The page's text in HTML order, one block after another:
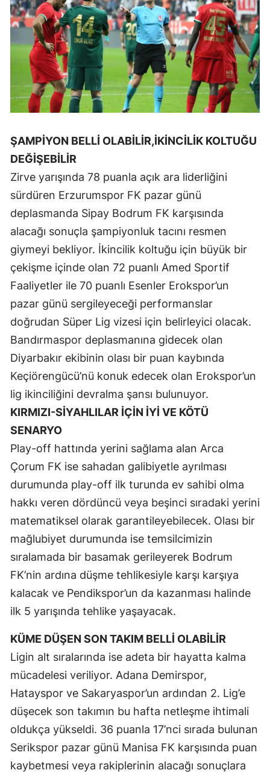
Malatya
Manisa
Kahramanmaraş
Mardin
Muş
Niğde
Ordu
Sakarya
Samsun
Siirt
Sinop
Sivas
Tekirdağ
Tokat
Tunceli
Şanlıurfa
Van
Yozgat
Zonguldak
Bayburt
Karaman
Kırıkkale
Batman
Şırnak
Bartın
ŞAMPİYON BELLİ OLABİLİR,İKİNCİLİK KOLTUĞU
DEĞİŞEBİLİR
Zirve yarışında 78 puanla açık ara liderliğini
sürdüren Erzurumspor FK pazar günü
deplasmanda Sipay Bodrum FK karşısında
alacağı sonuçla şampiyonluk tacını resmen
giymeyi bekliyor. İkincilik koltuğu için büyük bir
çekişme içinde olan 72 puanlı Amed Sportif
Faaliyetler ile 70 puanlı Esenler Erokspor’un
pazar günü sergileyeceği performanslar
doğrudan Süper Lig vizesi için belirleyici olacak.
Bandırmaspor deplasmanına gidecek olan
Diyarbakır ekibinin olası bir puan kaybında
Keçiörengücü’nü konuk edecek olan Erokspor’un
lig ikinciliğini devralma şansı bulunuyor.
KIRMIZI-SİYAHLILAR İÇİN İYİ VE KÖTÜ
SENARYO
Play-off hattında yerini sağlama alan Arca
Çorum FK ise sahadan galibiyetle ayrılması
durumunda play-off ilk turunda ev sahibi olma
hakkı veren dördüncü veya beşinci sıradaki yerini
matematiksel olarak garantileyebilecek. Olası bir
mağlubiyet durumunda ise temsilcimizin
sıralamada bir basamak gerileyerek Bodrum
FK’nin ardına düşme tehlikesiyle karşı karşıya
kalacak ve Pendikspor’un da kazanması halinde
ilk 5 yarışında tehlike yaşayacak.
KÜME DÜŞEN SON TAKIM BELLİ OLABİLİR
Ligin alt sıralarında ise adeta bir hayatta kalma
mücadelesi veriliyor. Adana Demirspor,
Hatayspor ve Sakaryaspor’un ardından 2. Lig’e
düşecek son takımın bu hafta netleşme ihtimali
oldukça yükseldi. 36 puanla 17’nci sırada bulunan
Serikspor pazar günü Manisa FK karşısında puan
kaybetmesi veya rakiplerinin alacağı sonuçlara